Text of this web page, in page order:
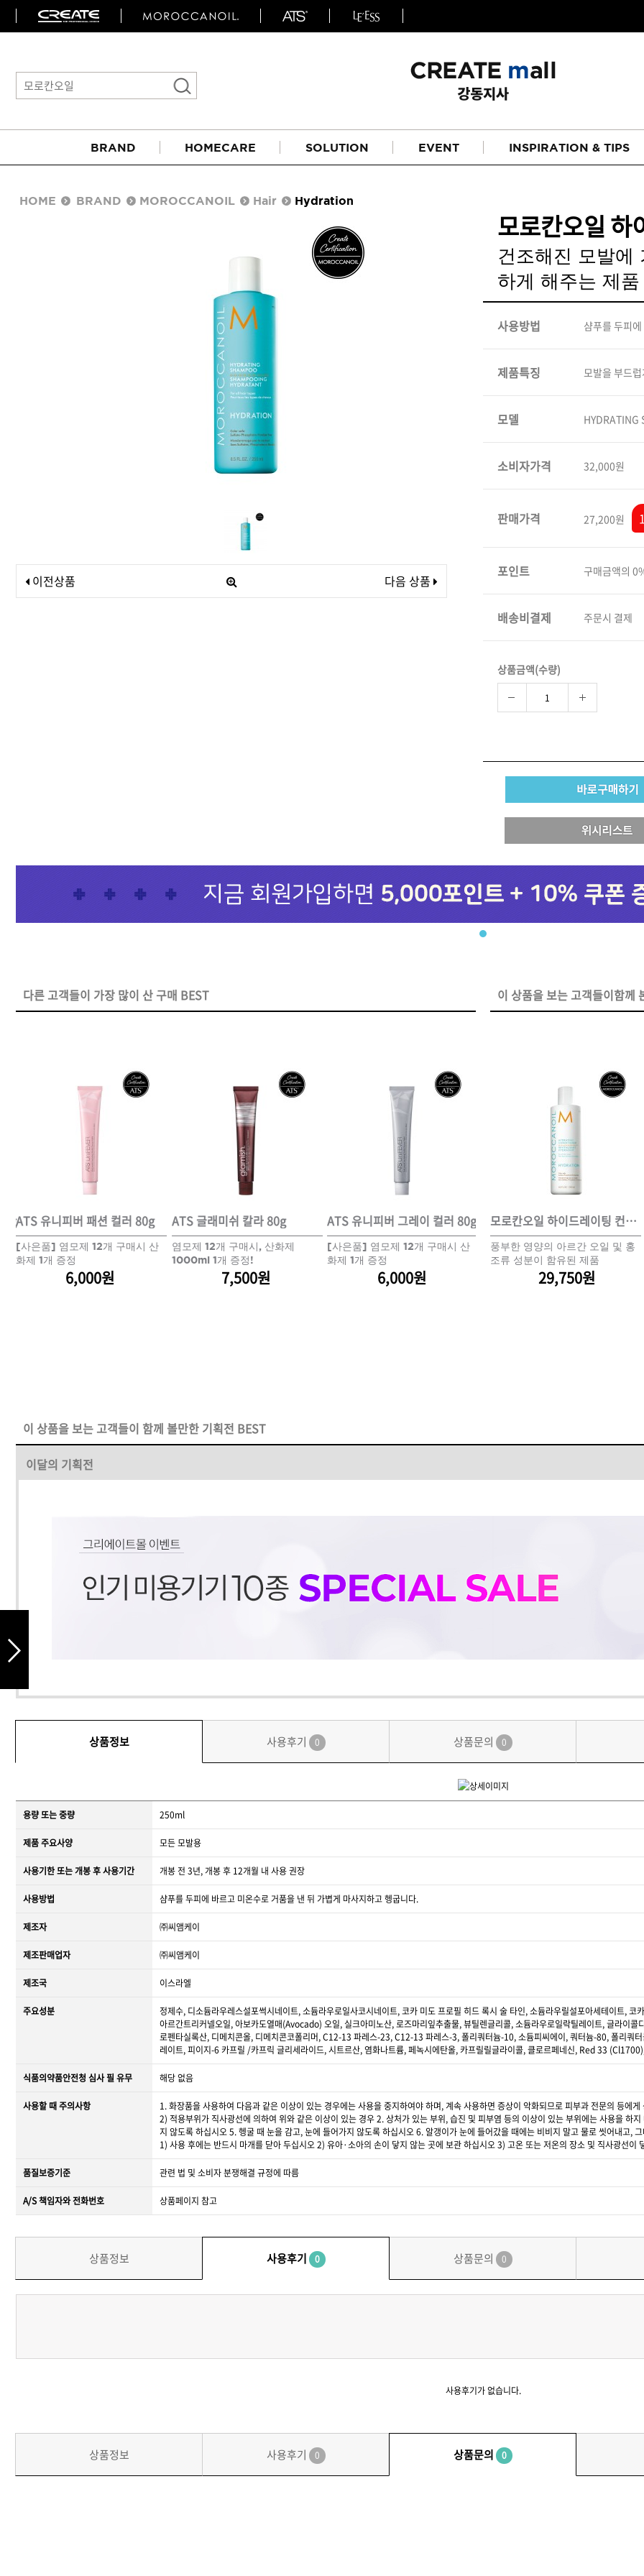
BRAND HOMECARE SOLUTION EVENT INSPIRATION & TIPS
리페어라인
하이드레이션 라인
스무드 라인
스타일링 라인
피니시 라인
브러시
모로칸오일 하이드레
DAMAGE NO FRIZZ
체험단
우수회원 혜택 미용회원 혜택
강원 경기 경남 경북 광주 대구 대전 부산 서울 울산 인천 전남
HOME BRAND MOROCCANOIL Hair Hydration
이전상품 다음 상품
모로칸오일
건조해진 모발에
하게 해주는 제품
사용방법 샴푸를 두피
제품특징 모발을 부드
모델 HYDRATING
소비자가격 32,000원
판매가격 27,200원
포인트 구매금액의
배송비결제 주문시 결제
상품금액(수량)
다른 고객들이 가장 많이 산 구매 BEST
ATS 유니피버 패션 컬러 80g
[사은품] 염모제 12개 구매시 산
화제 1개 증정
6,000원
ATS 글래미쉬 칼라 80g
염모제 12개 구매시, 산화제
1000ml 1개 증정!
7,500원
ATS 유니피버 그레이 컬러 80g
[사은품] 염모제 12개 구매시 산
화제 1개 증정
6,000원
ATS 유니피버 패션 컬러 80g
[사은품] 염모제 12개 구매시 산
화제 1개 증정
6,000원
염
이 상품을 보는 고객들이함께
모로칸오일 하이드레이팅 컨디셔너 250ml
풍부한 영양의 아르간 오일 및 홍
조류 성분이 함유된 제품
29,750원
모로칸오일 하이드레이팅 컨디셔너 250ml
풍부한 영양의 아르간 오일 및 홍
조류 성분이 함유된 제품
29,750원
이 상품을 보는 고객들이 함께 볼만한 기획전 BEST
이달의 기획전
상품정보 사용후기 0 상품문의 0
용량 또는 중량 250ml
제품 주요사양 모든 모발용
사용기한 또는 개봉 후 사용기간 개봉 전 3년, 개봉 후 12개월 내 사용 권장
사용방법 샴푸를 두피에 바르고 미온수로 거품을 낸 뒤 가볍게 마사지하고 헹굽니다.
제조자 ㈜씨앰케이
제조판매업자 ㈜씨앰케이
제조국 이스라엘
주요성분
정제수, 디소듐라우레스설포썩시네이트, 소듐라우로일사코시네이트, 코카 미도 프로필 히드 록시 술 타인, 소듐라우릴설포아세테이트,
아르간트리커넬오일, 아보카도열매(Avocado) 오일, 실크아미노산, 로즈마리잎추출물, 뷰틸렌글리콜, 소듐라우로일락틸레이트, 글라이
로펜타실록산, 디메치콘올, 디메치콘코폴리머, C12-13 파레스-23, C12-13 파레스-3, 폴리쿼터늄-10, 소듐피씨에이, 쿼터늄-80, 폴리쿼
레이트, 피이지-6 카프릴 /카프릭 글리세라이드, 시트르산, 염화나트륨, 페녹시에탄올, 카프릴릴글라이콜, 클로르페네신, Red 33
식품의약품안전청 심사 필 유무 해당 없음
사용할 때 주의사항
1. 화장품을 사용하여 다음과 같은 이상이 있는 경우에는 사용을 중지하여야 하며, 계속 사용하면 증상이 악화되므로 피부과 전문의 등에
2) 적용부위가 직사광선에 의하여 위와 같은 이상이 있는 경우 2. 상처가 있는 부위, 습진 및 피부염 등의 이상이 있는 부위에는 사용을 하
지 않도록 하십시오 5. 헹굴 때 눈을 감고, 눈에 들어가지 않도록 하십시오 6. 알갱이가 눈에 들어갔을 때에는 비비지 말고 물로 씻어내고,
1) 사용 후에는 반드시 마개를 닫아 두십시오 2) 유아·소아의 손이 닿지 않는 곳에 보관 하십시오 3) 고온 또는 저온의 장소 및 직사광선이
품질보증기준 관련 법 및 소비자 분쟁해결 규정에 따름
A/S 책임자와 전화번호 상품페이지 참고
상품정보 사용후기 0 상품문의 0
사용후기가 없습니다.
상품정보 사용후기 0 상품문의 0